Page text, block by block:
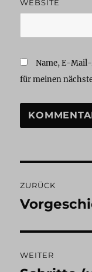
WEBSITE
Name, E-
für meinen
ZURÜCK
Vorheriger
WEITER